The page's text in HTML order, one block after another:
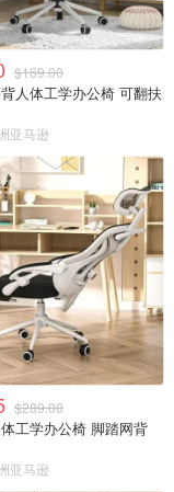
$169.00
人体工学办公椅 可翻扶
亚马逊
$289.00
工学办公椅 脚踏网背
亚马逊